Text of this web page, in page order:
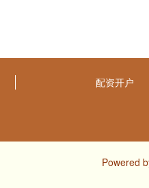
配资开户
Powered